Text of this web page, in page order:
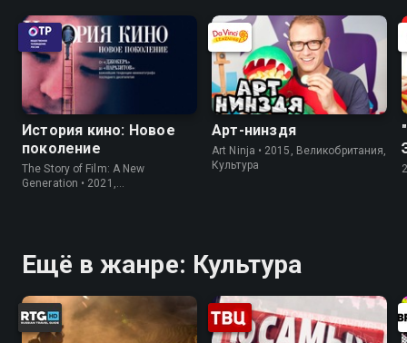
История кино: Новое
поколение
The Story of Film: A New
Generation • 2021,
Арт-нинздя
Art Ninja • 2015, Великобритания,
Культура
Ещё в жанре: Культура